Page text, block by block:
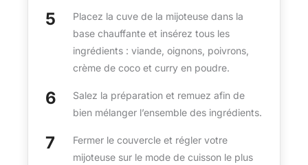
Placez la cuve de la mijoteuse dans la
base chauffante et insérez tous les
ingrédients : viande, oignons, poivrons,
crème de coco et curry en poudre.
Salez la préparation et remuez afin de
bien mélanger l’ensemble des ingrédients.
Fermer le couvercle et régler votre
mijoteuse sur le mode de cuisson le plus